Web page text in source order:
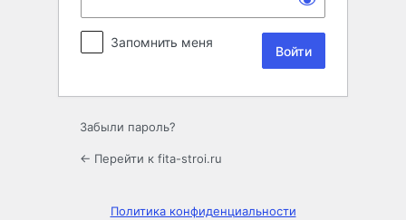
Запомнить меня
Забыли пароль?
← Перейти к fita-stroi.ru
Политика конфиденциальности